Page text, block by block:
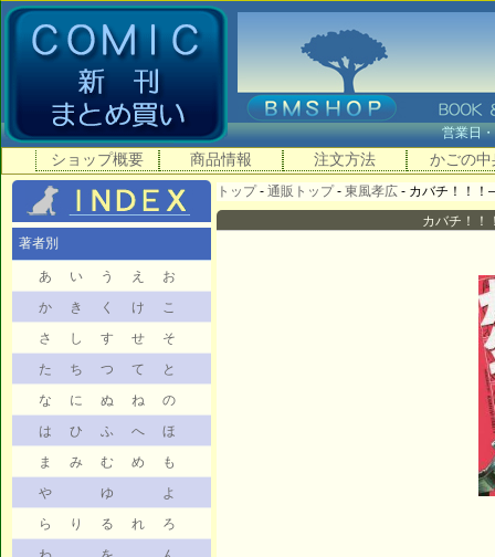
営業
ショップ概要 商品情報 注文方法 かごの中
著者別
あ い う え
お
か
き く け
こ
さ
し す せ
そ
た
ち つ て
と
な
に ぬ ね
の
は
ひ ふ へ
ほ
ま
み む め
も
や
ゆ
よ
ら
り る れ
ろ
トップ- 通販トップ- 東風孝広 - カバチ！！
カバチ！